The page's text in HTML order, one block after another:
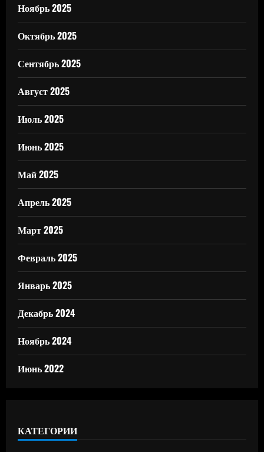
Ноябрь 2025
Октябрь 2025
Сентябрь 2025
Август 2025
Июль 2025
Июнь 2025
Май 2025
Апрель 2025
Март 2025
Февраль 2025
Январь 2025
Декабрь 2024
Ноябрь 2024
Июнь 2022
КАТЕГОРИИ